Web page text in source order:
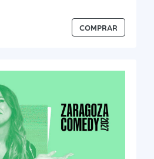
COMPRAR